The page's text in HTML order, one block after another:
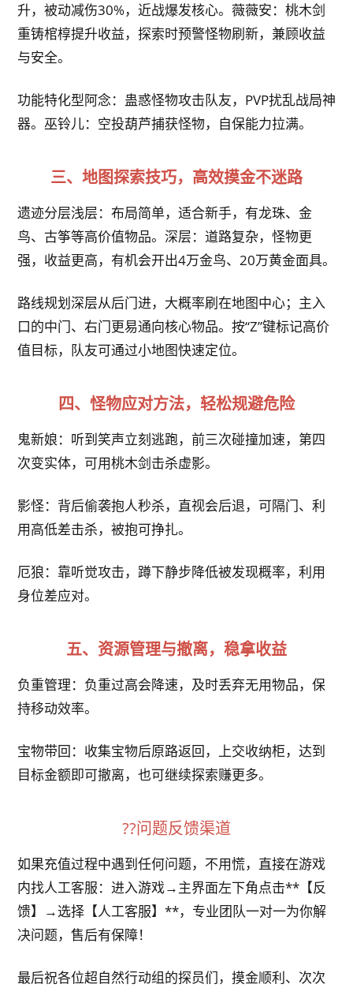
升，被动减伤30%，近战爆发核心。薇薇安：桃木剑
重铸棺椁提升收益，探索时预警怪物刷新，兼顾收益
与安全。
功能特化型阿念：蛊惑怪物攻击队友，PVP扰乱战局神
器。巫铃儿：空投葫芦捕获怪物，自保能力拉满。
三、地图探索技巧，高效摸金不迷路
遗迹分层浅层：布局简单，适合新手，有龙珠、金
鸟、古筝等高价值物品。深层：道路复杂，怪物更
强，收益更高，有机会开出4万金鸟、20万黄金面具。
路线规划深层从后门进，大概率刷在地图中心；主入
口的中门、右门更易通向核心物品。按“Z”键标记高价
值目标，队友可通过小地图快速定位。
四、怪物应对方法，轻松规避危险
鬼新娘：听到笑声立刻逃跑，前三次碰撞加速，第四
次变实体，可用桃木剑击杀虚影。
影怪：背后偷袭抱人秒杀，直视会后退，可隔门、利
用高低差击杀，被抱可挣扎。
厄狼：靠听觉攻击，蹲下静步降低被发现概率，利用
身位差应对。
五、资源管理与撤离，稳拿收益
负重管理：负重过高会降速，及时丢弃无用物品，保
持移动效率。
宝物带回：收集宝物后原路返回，上交收纳柜，达到
目标金额即可撤离，也可继续探索赚更多。
??问题反馈渠道
如果充值过程中遇到任何问题，不用慌，直接在游戏
内找人工客服：进入游戏→主界面左下角点击**【反
馈】→选择【人工客服】**，专业团队一对一为你解
决问题，售后有保障！
最后祝各位超自然行动组的探员们，摸金顺利、次次